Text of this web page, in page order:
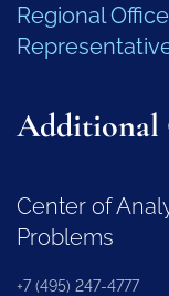
Regional
Additional
Center of
Problems
+7 (495) 247-4777